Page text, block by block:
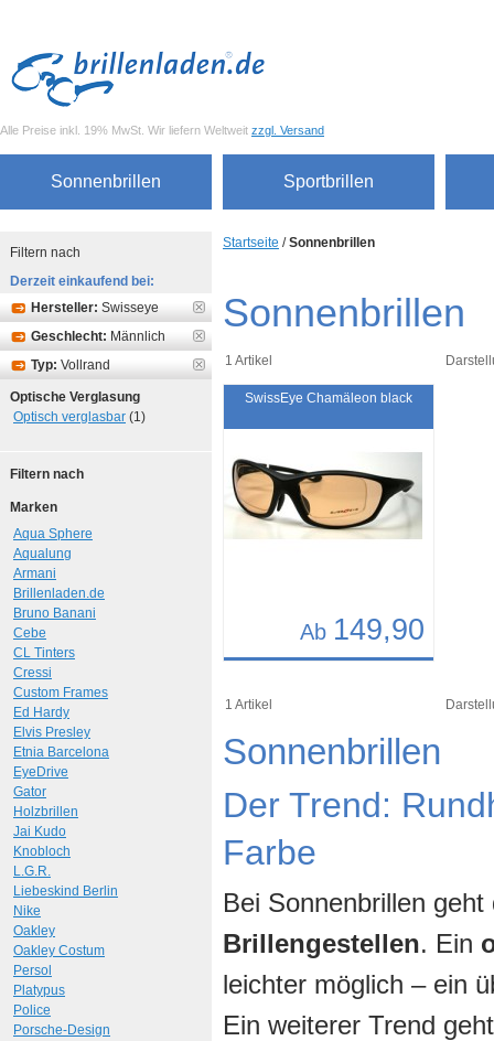
Alle Preise inkl. 19% MwSt. Wir liefern Weltweit zzgl. Versand
Sonnenbrillen Sportbrillen
Startseite /Sonnenbrillen
Sonnenbrillen
1 Artikel
SwissEye Chamäleon black
Ab 149,90
Art.-Nr.: 7424
1 Artikel
Sonnenbrillen
Der Trend:
Farbe
Bei Sonnenbrillen
Brillengestellen. Ein
leichter möglich – ein
Ein weiterer Trend
Filtern nach
Derzeit einkaufend bei:
Hersteller: Swisseye
Geschlecht: Männlich
Typ: Vollrand
Optische Verglasung
Optisch verglasbar (1)
Filtern nach
Marken
Aqua Sphere
Aqualung
Armani
Brillenladen.de
Bruno Banani
Cebe
CL Tinters
Cressi
Custom Frames
Ed Hardy
Elvis Presley
Etnia Barcelona
EyeDrive
Gator
Holzbrillen
Jai Kudo
Knobloch
L.G.R.
Liebeskind Berlin
Nike
Oakley
Oakley Costum
Persol
Platypus
Police
Porsche-Design